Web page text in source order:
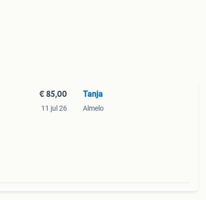
€ 85,00
11 jul 26
Tanja
Almelo